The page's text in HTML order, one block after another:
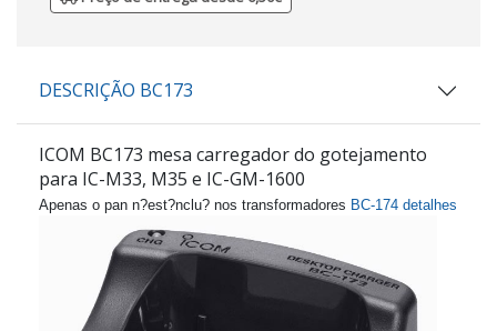
DESCRIÇÃO BC173
ICOM BC173 mesa carregador do gotejamento
para IC-M33, M35 e IC-GM-1600
Apenas o pan n?est?nclu? nos transformadores BC-174 detalhes